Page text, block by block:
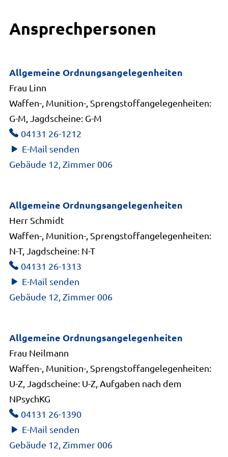
Ansprechpersonen
Allgemeine Ordnungsangelegenheiten
Frau Linn
Waffen-, Munition-, Sprengstoffangelegenheiten:
G-M, Jagdscheine: G-M
04131 26-1212
E-Mail senden
Gebäude 12, Zimmer 006
Allgemeine Ordnungsangelegenheiten
Herr Schmidt
Waffen-, Munition-, Sprengstoffangelegenheiten:
N-T, Jagdscheine: N-T
04131 26-1313
E-Mail senden
Gebäude 12, Zimmer 006
Allgemeine Ordnungsangelegenheiten
Frau Neilmann
Waffen-, Munition-, Sprengstoffangelegenheiten:
U-Z, Jagdscheine: U-Z, Aufgaben nach dem
NPsychKG
04131 26-1390
E-Mail senden
Gebäude 12, Zimmer 006